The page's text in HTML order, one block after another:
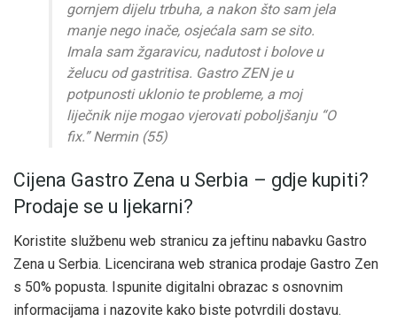
gornjem dijelu trbuha, a nakon što sam jela
manje nego inače, osjećala sam se sito.
Imala sam žgaravicu, nadutost i bolove u
želucu od gastritisa. Gastro ZEN je u
potpunosti uklonio te probleme, a moj
liječnik nije mogao vjerovati poboljšanju “O
fix.” Nermin (55)
Cijena Gastro Zena u Serbia – gdje kupiti?
Prodaje se u ljekarni?
Koristite službenu web stranicu za jeftinu nabavku Gastro
Zena u Serbia. Licencirana web stranica prodaje Gastro Zen
s 50% popusta. Ispunite digitalni obrazac s osnovnim
informacijama i nazovite kako biste potvrdili dostavu.